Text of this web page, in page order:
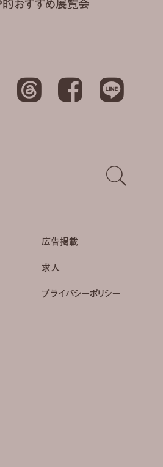
Threads Facebook LINE
広告掲載
求人
プライバシーポリシー